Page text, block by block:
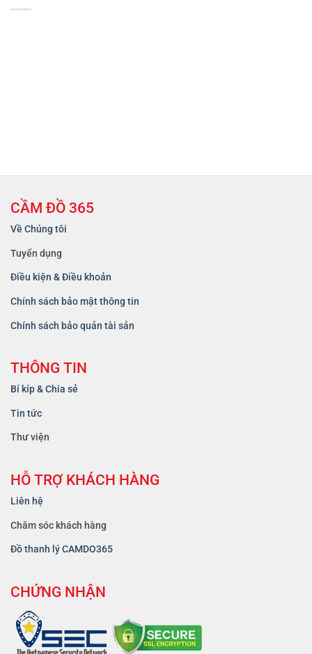
CẦM ĐỒ 365
Về Chúng tôi
Tuyển dụng
Điều kiện & Điều khoản
Chính sách bảo mật thông tin
Chính sách bảo quản tài sản
THÔNG TIN
Bí kíp & Chia sẻ
Tin tức
Thư viện
HỖ TRỢ KHÁCH HÀNG
Liên hệ
Chăm sóc khách hàng
Đồ thanh lý CAMDO365
CHỨNG NHẬN